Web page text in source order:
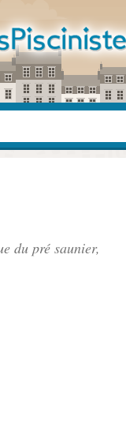
du pré saunier,